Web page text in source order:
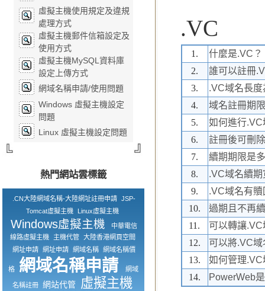
虛擬主機使用規定及違規
處理方式
虛擬主機郵件信箱設定及
使用方式
虛擬主機MySQL資料庫
設定上傳方式
網域名稱申請/使用問題
Windows 虛擬主機設定
問題
Linux 虛擬主機設定問題
熱門網站雲標籤
.CN大陸網域名稱-大陸網址註冊申請 JSP-
Tomcat虛擬主機
Linux虛擬主機
Windows虛擬主機
中華電信
線路虛擬主機
主機代管 大陸香港網頁空間
網址申請 網址申請 網域名稱 網域名稱價
格 網域名稱申請 網域
名稱註冊 網站代管 虛擬主機
.VC
1.
什麼是.VC？
2.
誰可以註冊
3.
.VC域名長
4.
域名註冊期
5.
如何進行
6.
註冊後可刪
7.
續期期限是
8.
.VC域名續
9.
.VC域名有
10.
過期且不再
11.
可以轉讓
12.
可以將.VC
13.
如何管理
14.
PowerWeb